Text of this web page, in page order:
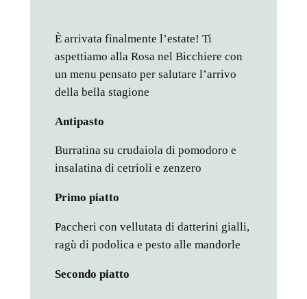
È arrivata finalmente l’estate! Ti
aspettiamo alla Rosa nel Bicchiere con
un menu pensato per salutare l’arrivo
della bella stagione
Antipasto
Burratina su crudaiola di pomodoro e
insalatina di cetrioli e zenzero
Primo piatto
Paccheri con vellutata di datterini gialli,
ragù di podolica e pesto alle mandorle
Secondo piatto